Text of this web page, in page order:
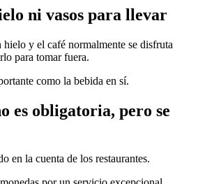
ni vasos para llevar
hielo y el café normalmente se disfruta
para tomar fuera.
como la bebida en sí.
es obligatoria, pero se
en la cuenta de los restaurantes.